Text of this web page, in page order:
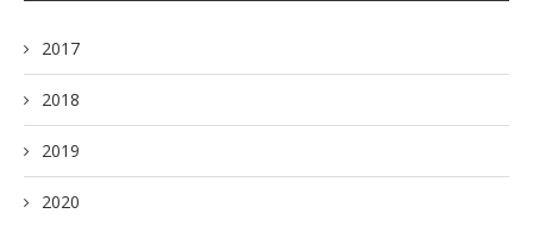
2017
2018
2019
2020